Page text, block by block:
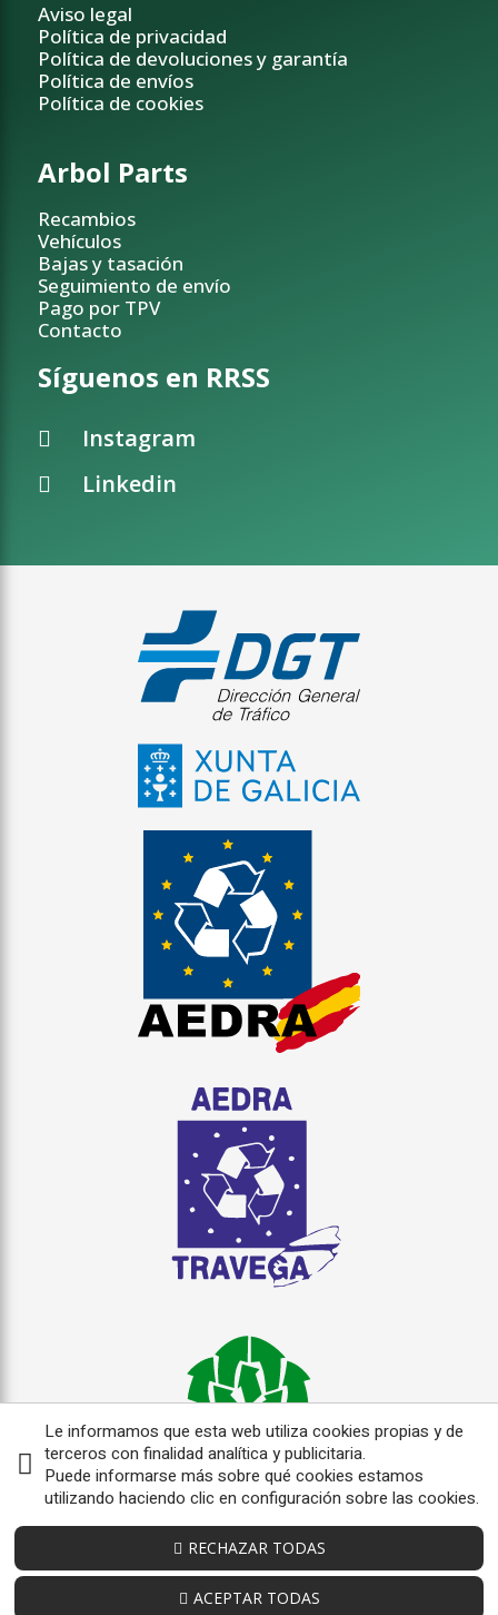
Aviso legal
Política de privacidad
Política de devoluciones y garantía
Política de envíos
Política de cookies
Arbol Parts
Recambios
Vehículos
Bajas y tasación
Seguimiento de envío
Pago por TPV
Contacto
Síguenos en RRSS
Instagram
Linkedin
Le informamos que esta web utiliza cookies propias y de
terceros con finalidad analítica y publicitaria.
Puede informarse más sobre qué cookies estamos
utilizando haciendo clic en configuración sobre las cookies.
RECHAZAR TODAS
ACEPTAR TODAS